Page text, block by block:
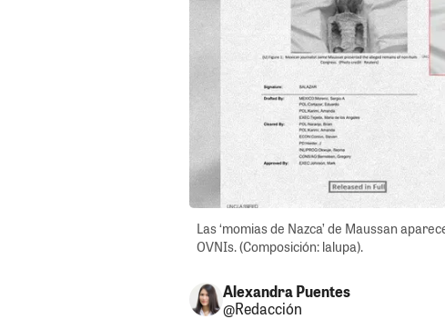
Las ‘momias de Nazca’ de Maussan
OVNIs. (Composición: lalupa).
Alexandra Puentes
@Redacción